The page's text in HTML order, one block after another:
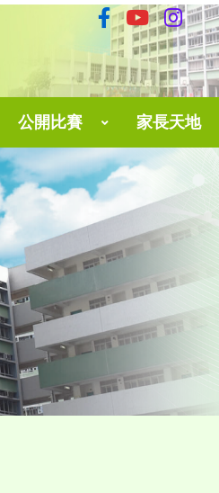
公開比賽 家長天地